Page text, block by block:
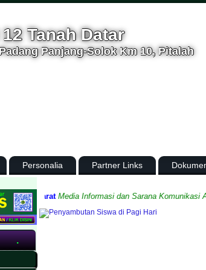
12 Tanah Datar
Panjang-Solok Km 10, Pitalah
Personalia Partner Links
Barat Media Informasi dan Sarana Komunikasi